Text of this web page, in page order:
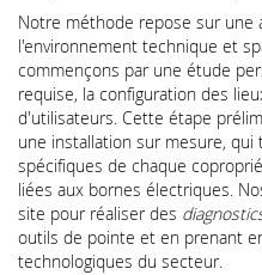
Notre méthode repose sur une
l'environnement technique et
commençons par une étude
requise, la configuration des
d'utilisateurs. Cette étape
une installation sur mesure,
spécifiques de chaque
liées aux bornes électriques.
site pour réaliser des
outils de pointe et en prenant
technologiques du secteur.